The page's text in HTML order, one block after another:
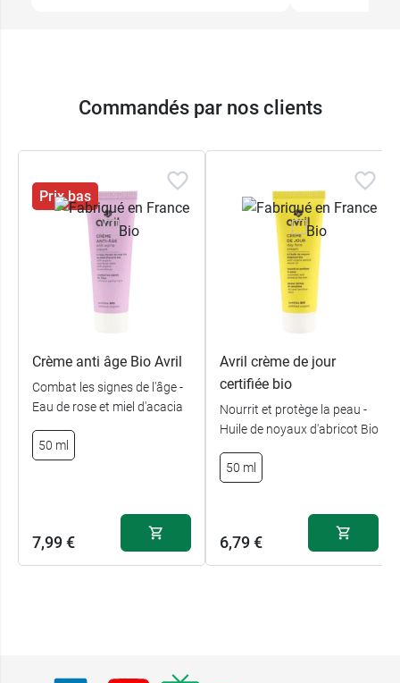
Commandés par nos clients
Prix bas
Crème anti âge Bio Avril
Combat les signes de l'âge -
Eau de rose et miel d'acacia
50 ml
7,99 €
Avril crème de jour
certifiée bio
Nourrit et protège la peau -
Huile de noyaux d'abricot Bio
50 ml
6,79 €